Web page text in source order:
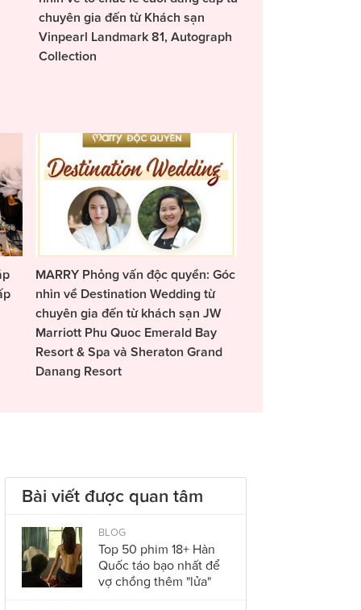
chuyên gia đến từ Khách sạn
Vinpearl Landmark 81, Autograph
Collection
MARRY Phỏng vấn độc quyền: Góc
nhìn về Destination Wedding từ
chuyên gia đến từ khách sạn JW
Marriott Phu Quoc Emerald Bay
Resort & Spa và Sheraton Grand
Danang Resort
Bài viết được quan tâm
BLOG
Top 50 phim 18+ Hàn
Quốc táo bạo nhất để
vợ chồng thêm "lửa"